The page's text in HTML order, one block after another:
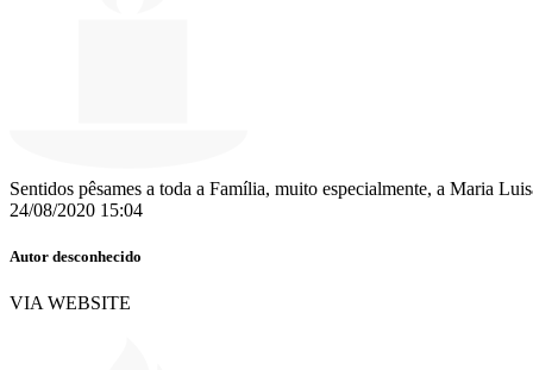
Sentidos pêsames a toda a Família, muito especialmente, a Maria
24/08/2020 15:04
Autor desconhecido
VIA WEBSITE